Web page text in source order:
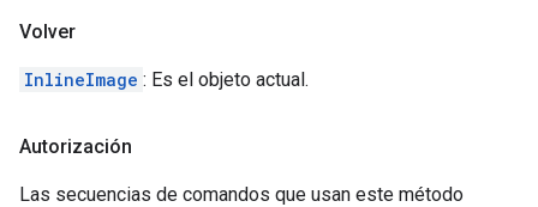
Volver
InlineImage : Es el objeto actual.
Autorización
Las secuencias de comandos que usan este método